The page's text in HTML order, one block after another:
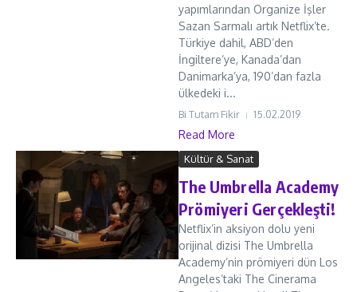
yapımlarından Organize İşler
Sazan Sarmalı artık Netflix’te.
Türkiye dahil, ABD’den
İngiltere’ye, Kanada’dan
Danimarka’ya, 190’dan fazla
ülkedeki i...
Bi Tutam Fikir 15.02.2019
Read More
Kültür & Sanat
The Umbrella Academy
Prömiyeri Gerçekleşti!
Netflix’in aksiyon dolu yeni
orijinal dizisi The Umbrella
Academy’nin prömiyeri dün Los
Angeles’taki The Cinerama